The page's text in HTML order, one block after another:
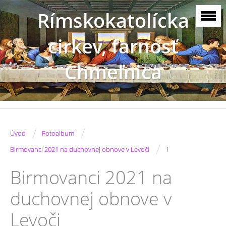
Rímskokatolícka
cirkev, farnosť
Chmeľnica
Úvod / Fotoalbum /
Birmovanci 2021 na duchovnej obnove v Levoči / 1
Birmovanci 2021 na
duchovnej obnove v
Levoči